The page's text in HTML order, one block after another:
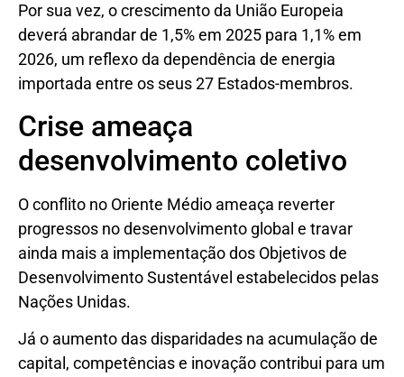
Por sua vez, o crescimento da União Europeia
deverá abrandar de 1,5% em 2025 para 1,1% em
2026, um reflexo da dependência de energia
importada entre os seus 27 Estados-membros.
Crise ameaça
desenvolvimento coletivo
O conflito no Oriente Médio ameaça reverter
progressos no desenvolvimento global e travar
ainda mais a implementação dos Objetivos de
Desenvolvimento Sustentável estabelecidos pelas
Nações Unidas.
Já o aumento das disparidades na acumulação de
capital, competências e inovação contribui para um